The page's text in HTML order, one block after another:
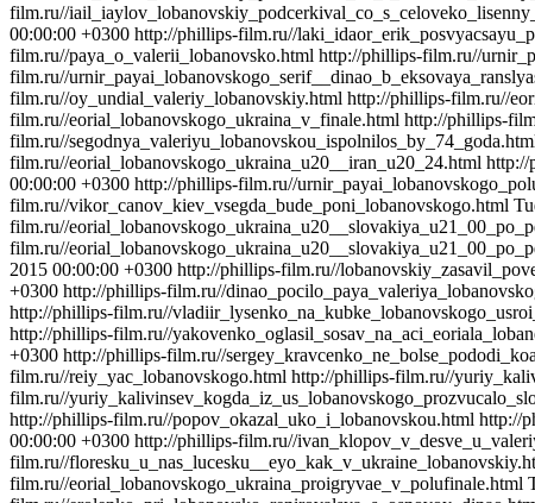
film.ru//
00:00:00 +0300 http://phillips-film.ru//
film.ru//paya_o_valerii_lobanovsko.html http://phillips-film.ru//
film.ru//
film.ru//oy_undial_valeriy_lobanovskiy.html http://phillips-film.ru//
film.ru//eorial_lobanovskogo_ukraina_v_finale.html http://phillips-
film.ru//
film.ru//eorial_lobanovskogo_ukraina_u20__iran_u20_24.html http://
00:00:00 +0300 http://phillips-film.ru//
film.ru//vikor_canov_kiev_vsegda_bude_poni_lobanovskogo.html
film.ru//
film.ru//
2015 00:00:00 +0300 http://phillips-film.ru//
+0300 http://phillips-film.ru//
http://phillips-film.ru//
http://phillips-film.ru//
+0300 http://phillips-film.ru//
film.ru//reiy_yac_lobanovskogo.html http://phillips-film.ru//
film.ru//
http://phillips-film.ru//popov_okazal_uko_i_lobanovskou.html http://
00:00:00 +0300 http://phillips-film.ru//
film.ru//
film.ru//eorial_lobanovskogo_ukraina_proigryvae_v_polufinale.html